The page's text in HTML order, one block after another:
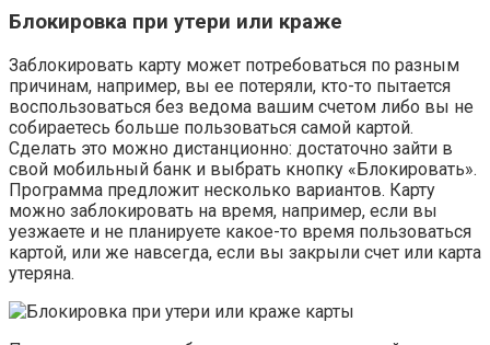
Блокировка при утери или краже
Заблокировать карту может потребоваться по разным
причинам, например, вы ее потеряли, кто-то пытается
воспользоваться без ведома вашим счетом либо вы не
собираетесь больше пользоваться самой картой.
Сделать это можно дистанционно: достаточно зайти в
свой мобильный банк и выбрать кнопку «Блокировать».
Программа предложит несколько вариантов. Карту
можно заблокировать на время, например, если вы
уезжаете и не планируете какое-то время пользоваться
картой, или же навсегда, если вы закрыли счет или карта
утеряна.